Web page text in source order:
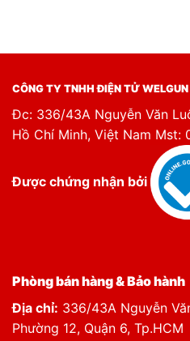
CÔNG TY TNHH ĐIỆN TỬ WELGUN
Đc: 336/43A Nguyễn Văn
Hồ Chí Minh, Việt Nam Mst:
Được chứng nhận bởi
Phòng bán hàng & Bảo hành
Địa chỉ: 336/43A Nguyễn
Phường 12, Quận 6, Tp.HCM